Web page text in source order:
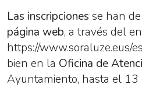
Las inscripciones se han
página web, a través del
https://www.soraluze.eus/
bien en la Oficina de
Ayuntamiento, hasta el 13